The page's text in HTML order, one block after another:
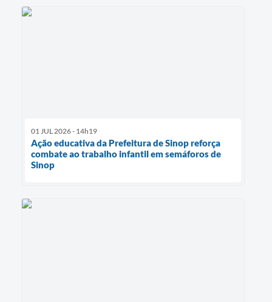
01 JUL 2026 - 14h19
Ação educativa da Prefeitura de Sinop reforça
combate ao trabalho infantil em semáforos de
Sinop